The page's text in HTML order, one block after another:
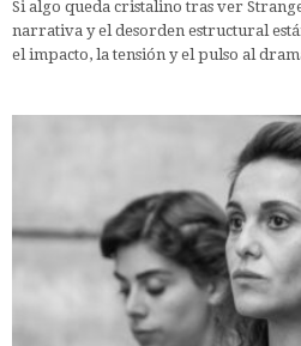
Si algo queda cristalino tras ver
narrativa y el desorden estructural
el impacto, la tensión y el pulso al